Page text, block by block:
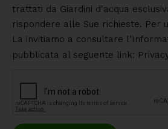
trattati da Giardini d'acqua
rispondere alle Sue richieste. Per
La invitiamo a consultare
pubblicata al seguente link: